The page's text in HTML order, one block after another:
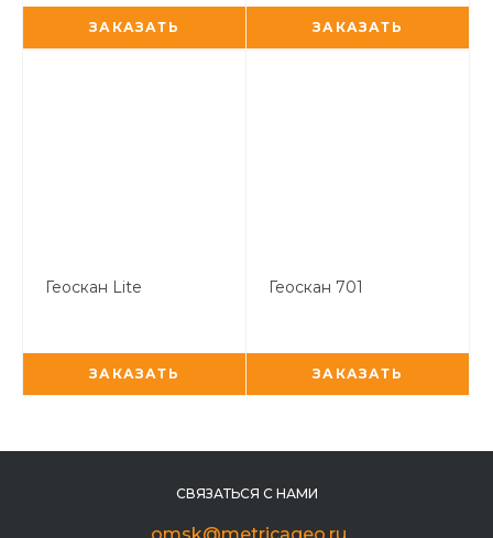
ЗАКАЗАТЬ ЗАКАЗАТЬ
Геоскан Lite
ЗАКАЗАТЬ
Геоскан 701
ЗАКАЗАТЬ
СВЯЗАТЬСЯ С НАМИ